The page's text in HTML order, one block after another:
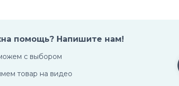
помощь? Напишите нам!
с выбором
товар на видео